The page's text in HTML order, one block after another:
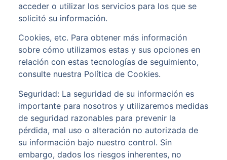
acceder o utilizar los servicios para los que se
solicitó su información.
Cookies, etc. Para obtener más información
sobre cómo utilizamos estas y sus opciones en
relación con estas tecnologías de seguimiento,
consulte nuestra Política de Cookies.
Seguridad: La seguridad de su información es
importante para nosotros y utilizaremos medidas
de seguridad razonables para prevenir la
pérdida, mal uso o alteración no autorizada de
su información bajo nuestro control. Sin
embargo, dados los riesgos inherentes, no